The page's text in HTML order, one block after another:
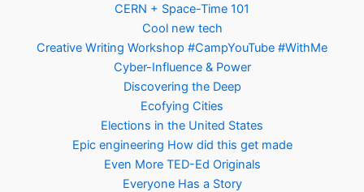
CERN + Space-Time 101
Cool new tech
Creative Writing Workshop #CampYouTube #WithMe
Cyber-Influence & Power
Discovering the Deep
Ecofying Cities
Elections in the United States
Epic engineering How did this get made
Even More TED-Ed Originals
Everyone Has a Story